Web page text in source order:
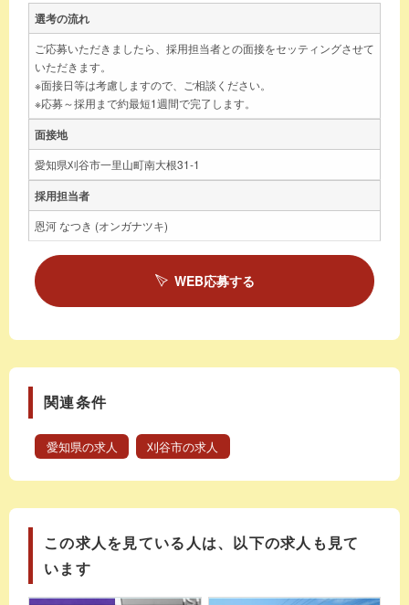
選考の流れ
ご応募いただきましたら、採用担当者との面接をセッティングさせて
いただきます。
※面接日等は考慮しますので、ご相談ください。
※応募～採用まで約最短1週間で完了します。
面接地
愛知県刈谷市一里山町南大根31-1
採用担当者
恩河 なつき (オンガナツキ)
WEB応募する
関連条件
愛知県の求人 刈谷市の求人
この求人を見ている人は、以下の求人も見て
います